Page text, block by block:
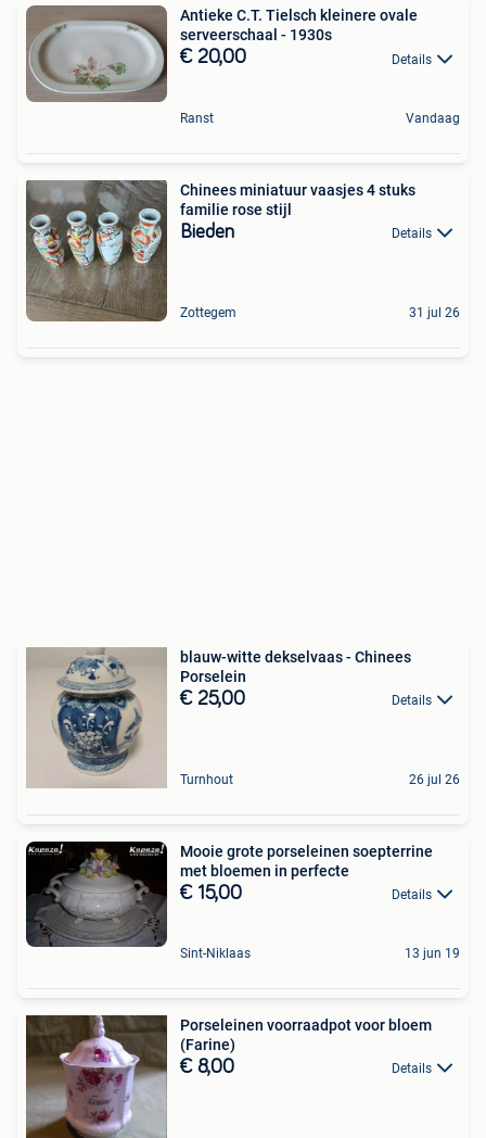
Antieke C.T. Tielsch kleinere ovale
serveerschaal - 1930s
€ 20,00 Details
Ranst Vandaag
Chinees miniatuur vaasjes 4 stuks
familie rose stijl
Bieden Details
Zottegem 31 jul 26
blauw-witte dekselvaas - Chinees
Porselein
€ 25,00 Details
Turnhout 26 jul 26
Mooie grote porseleinen soepterrine
met bloemen in perfecte
€ 15,00 Details
Sint-Niklaas 13 jun 19
Porseleinen voorraadpot voor bloem
(Farine)
€ 8,00 Details